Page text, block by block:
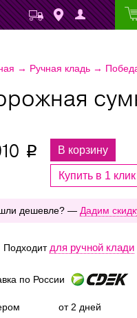
→ Ручная кладь→
p В корзину
Купить в 1 клик
дешевле? — Дадим
Подходит для ручной клади
по России
от 2 дней